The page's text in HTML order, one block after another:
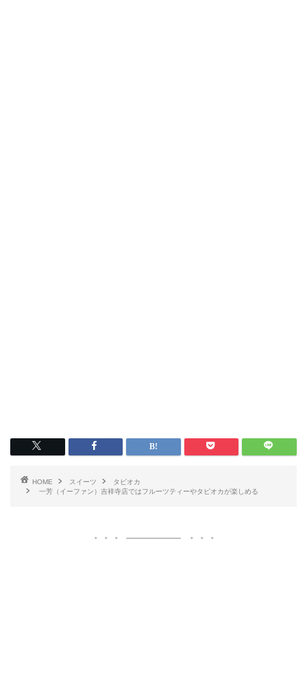
HOME スイーツ
タピオカ
一芳（イーファン）吉祥寺店ではフルーツティーやタピオカが楽しめる